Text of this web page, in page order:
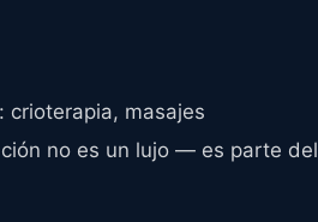
crioterapia, masajes
no es un lujo — es parte del